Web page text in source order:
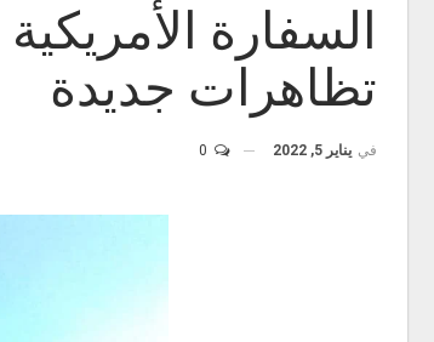
السفارة
تظاهرات جديدة
في يناير 5, 2022